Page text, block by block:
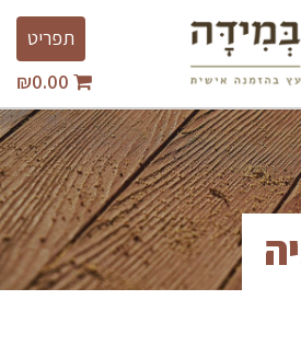
Toggle
תפריט
₪0.00